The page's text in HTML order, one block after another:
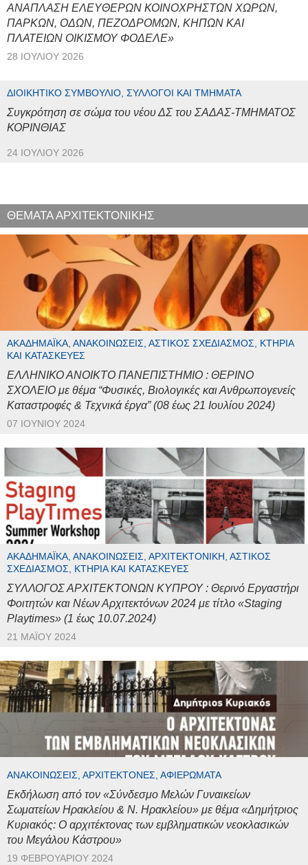
ΑΝΑΠΛΑΣΗ ΕΛΕΥΘΕΡΩΝ ΚΟΙΝΟΧΡΗΣΤΩΝ ΧΩΡΩΝ,
ΠΑΡΚΩΝ, ΟΔΩΝ, ΠΕΖΟΔΡΟΜΩΝ, ΚΗΠΩΝ ΚΑΙ
ΠΛΑΤΕΙΩΝ ΟΙΚΙΣΜΟΥ ΦΟΔΕΛΕ»
28 ΙΟΥΛΊΟΥ 2026
ΔΙΟΙΚΗΤΙΚΌ ΣΥΜΒΟΎΛΙΟ, ΣΎΛΛΟΓΟΙ ΚΑΙ ΤΜΉΜΑΤΑ
Συγκρότηση σε σώμα του νέου ΔΣ του ΣΑΔΑΣ-ΤΜΗΜΑΤΟΣ
ΚΟΡΙΝΘΙΑΣ
24 ΙΟΥΛΊΟΥ 2026
ΘΕΜΑΤΑ ΑΡΧΙΤΕΚΤΟΝΙΚΗΣ
ΑΚΑΔΗΜΑΪΚΆ, ΑΝΑΚΟΙΝΏΣΕΙΣ, ΑΣΤΙΚΌΣ ΣΧΕΔΙΑΣΜΌΣ, ΚΤΉΡΙΑ
ΚΑΙ ΚΑΤΑΣΚΕΥΈΣ
ΕΛΛΗΝΙΚΟ ΑΝΟΙΚΤΟ ΠΑΝΕΠΙΣΤΗΜΙΟ : ΘΕΡΙΝΟ
ΣΧΟΛΕΙΟ με θέμα “Φυσικές, Βιολογικές και Ανθρωπογενείς
Καταστροφές & Τεχνικά έργα” (08 έως 21 Ιουλίου 2024)
07 ΙΟΥΝΊΟΥ 2024
ΑΚΑΔΗΜΑΪΚΆ, ΑΝΑΚΟΙΝΏΣΕΙΣ, ΑΡΧΙΤΕΚΤΟΝΙΚΉ, ΑΣΤΙΚΌΣ
ΣΧΕΔΙΑΣΜΌΣ, ΚΤΉΡΙΑ ΚΑΙ ΚΑΤΑΣΚΕΥΈΣ
ΣΥΛΛΟΓΟΣ ΑΡΧΙΤΕΚΤΟΝΩΝ ΚΥΠΡΟΥ : Θερινό Εργαστήρι
Φοιτητών και Νέων Αρχιτεκτόνων 2024 με τίτλο «Staging
Playtimes» (1 έως 10.07.2024)
21 ΜΑΪ́ΟΥ 2024
ΑΝΑΚΟΙΝΏΣΕΙΣ, ΑΡΧΙΤΈΚΤΟΝΕΣ, ΑΦΙΕΡΏΜΑΤΑ
Εκδήλωση από τον «Σύνδεσμο Μελών Γυναικείων
Σωματείων Ηρακλείου & Ν. Ηρακλείου» με θέμα «Δημήτριος
Κυριακός: Ο αρχιτέκτονας των εμβληματικών νεοκλασικών
του Μεγάλου Κάστρου»
19 ΦΕΒΡΟΥΑΡΊΟΥ 2024